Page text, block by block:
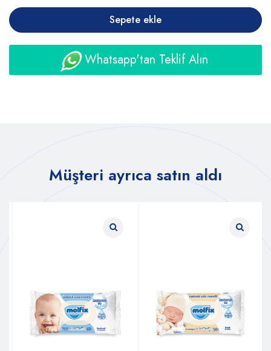
Sepete ekle
Whatsapp'tan Teklif Alın
Müşteri ayrıca satın aldı